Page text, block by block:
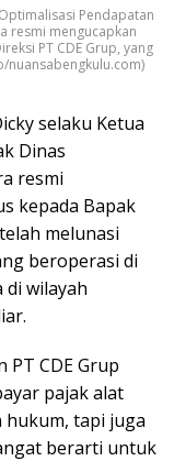
Pendapatan
resmi mengucapkan
PT CDE Grup, yang
nuansabengkulu.com)
selaku Ketua
Dinas
resmi
kepada Bapak
melunasi
beroperasi di
wilayah
CDE Grup
pajak alat
hukum, tapi juga
berarti untuk